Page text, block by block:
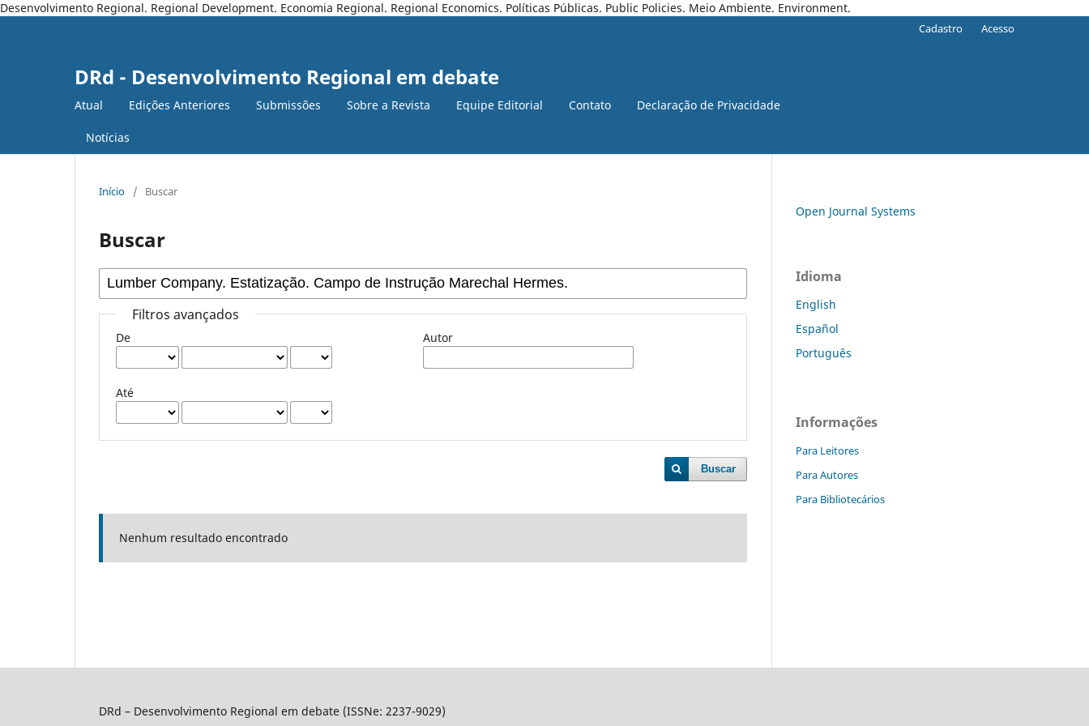
Desenvolvimento Regional. Regional Development. Economia Regional. Regional Economics. Políticas Públicas. Public Policies. Meio Ambiente. Environment.
DRd - Desenvolvimento Regional em debate
Atual Edições Anteriores Submissões Sobre a Revista Equipe Editorial Contato Declaração de Privacidade
Notícias
Cadastro Acesso
Início / Buscar
Buscar
Filtros avançados
De
Até
Autor
Buscar
Nenhum resultado encontrado
Open Journal Systems
Idioma
English
Español
Português
Informações
Para Leitores
Para Autores
Para Bibliotecários
DRd – Desenvolvimento Regional em debate (ISSNe: 2237-9029)